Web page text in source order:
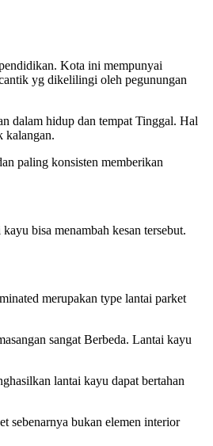
Kota ini mempunyai
yg dikelilingi oleh pegunungan
dalam hidup dan tempat Tinggal. Hal
kalangan.
paling konsisten memberikan
bisa menambah kesan tersebut.
merupakan type lantai parket
sangat Berbeda. Lantai kayu
lantai kayu dapat bertahan
sebenarnya bukan elemen interior